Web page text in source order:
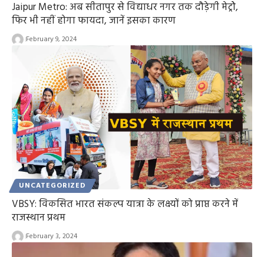
Jaipur Metro: अब सीतापुर से विद्याधर नगर तक दौड़ेगी मेट्रोे,
फिर भी नहीं होगा फायदा, जानें इसका कारण
February 9, 2024
UNCATEGORIZED
VBSY: विकसित भारत संकल्प यात्रा के लक्ष्यों को प्राप्त करने में
राजस्थान प्रथम
February 3, 2024